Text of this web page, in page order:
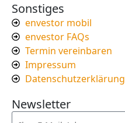
Sonstiges
envestor mobil
envestor FAQs
Termin vereinbaren
Impressum
Datenschutzerklärung
Newsletter